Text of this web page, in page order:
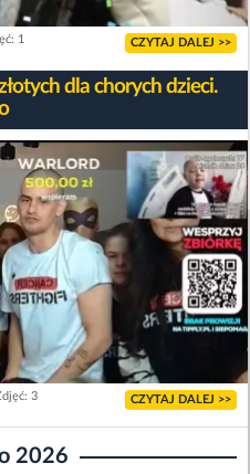
1 CZYTAJ DALEJ >>
dla chorych dzieci.
3 CZYTAJ DALEJ >>
2026